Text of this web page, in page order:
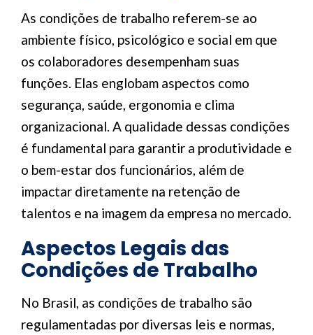
As condições de trabalho referem-se ao
ambiente físico, psicológico e social em que
os colaboradores desempenham suas
funções. Elas englobam aspectos como
segurança, saúde, ergonomia e clima
organizacional. A qualidade dessas condições
é fundamental para garantir a produtividade e
o bem-estar dos funcionários, além de
impactar diretamente na retenção de
talentos e na imagem da empresa no mercado.
Aspectos Legais das
Condições de Trabalho
No Brasil, as condições de trabalho são
regulamentadas por diversas leis e normas,